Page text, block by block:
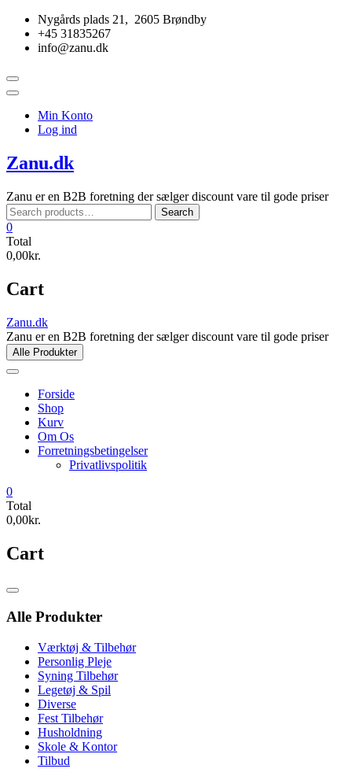
Skip
content
Nygårds plads 21, 2605 Brøndby
+45 31835267
info@zanu.dk
Topbar
Menu
Min Konto
Log ind
Zanu.dk
Zanu er en B2B foretning der sælger discount vare til gode priser
Search
for:
Search
0
Total
0,00kr.
Cart
Zanu.dk
Zanu er en B2B foretning der sælger discount vare til gode priser
Alle Produkter
Forside
Shop
Kurv
Om Os
Forretningsbetingelser
Privatlivspolitik
0
Total
0,00kr.
Cart
Catalog
Alle Produkter
Værktøj & Tilbehør
Personlig Pleje
Syning Tilbehør
Legetøj & Spil
Diverse
Fest Tilbehør
Husholdning
Skole & Kontor
Tilbud